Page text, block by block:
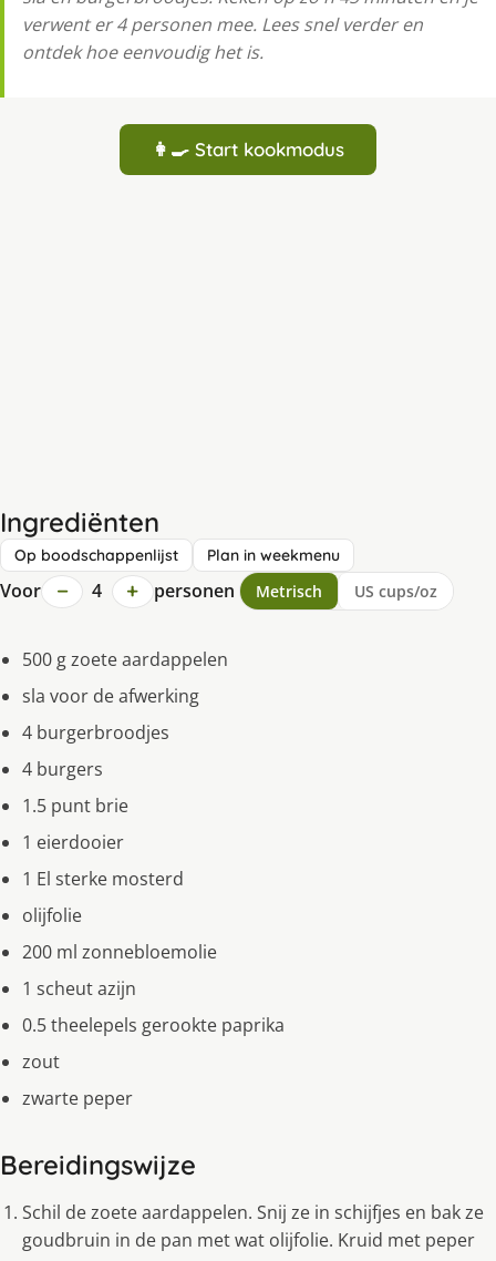
verwent er 4 personen mee. Lees snel verder en
ontdek hoe eenvoudig het is.
👩‍🍳 Start kookmodus
Ingrediënten
Op boodschappenlijst Plan in weekmenu
Voor − 4 + personen Metrisch US cups/oz
500 g zoete aardappelen
sla voor de afwerking
4 burgerbroodjes
4 burgers
1.5 punt brie
1 eierdooier
1 El sterke mosterd
olijfolie
200 ml zonnebloemolie
1 scheut azijn
0.5 theelepels gerookte paprika
zout
zwarte peper
Bereidingswijze
Schil de zoete aardappelen. Snij ze in schijfjes en bak ze
goudbruin in de pan met wat olijfolie. Kruid met peper